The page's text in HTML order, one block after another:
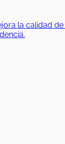
la calidad